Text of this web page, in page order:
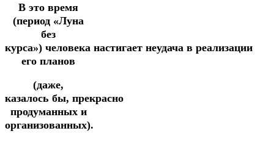
В это время
(период «Луна
без
курса») человека настигает неудача в реализации
его планов
(даже,
казалось бы, прекрасно
продуманных и
организованных).